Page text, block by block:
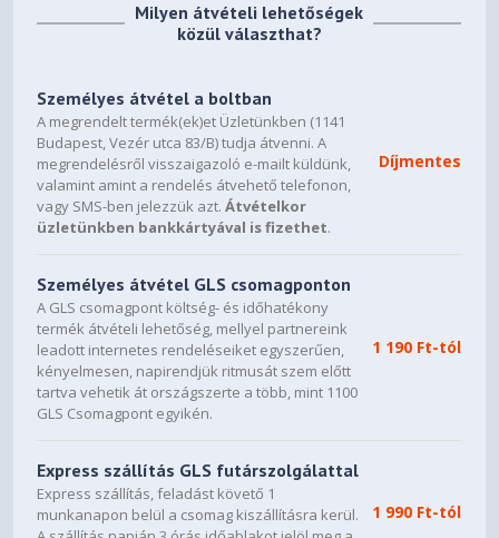
Milyen átvételi lehetőségek
közül választhat?
Személyes átvétel a boltban
A megrendelt termék(ek)et Üzletünkben (1141
Budapest, Vezér utca 83/B) tudja átvenni. A
megrendelésről visszaigazoló e-mailt küldünk,
valamint amint a rendelés átvehető telefonon,
vagy SMS-ben jelezzük azt.Átvételkor
üzletünkben bankkártyával is fizethet.
Díjmentes
Személyes átvétel GLS csomagponton
A GLS csomagpont költség- és időhatékony
termék átvételi lehetőség, mellyel partnereink
leadott internetes rendeléseiket egyszerűen,
kényelmesen, napirendjük ritmusát szem előtt
tartva vehetik át országszerte a több, mint 1100
GLS Csomagpont egyikén.
1 190 Ft-tól
Express szállítás GLS futárszolgálattal
Express szállítás, feladást követő 1
munkanapon belül a csomag kiszállításra kerül.
1 990 Ft-tól